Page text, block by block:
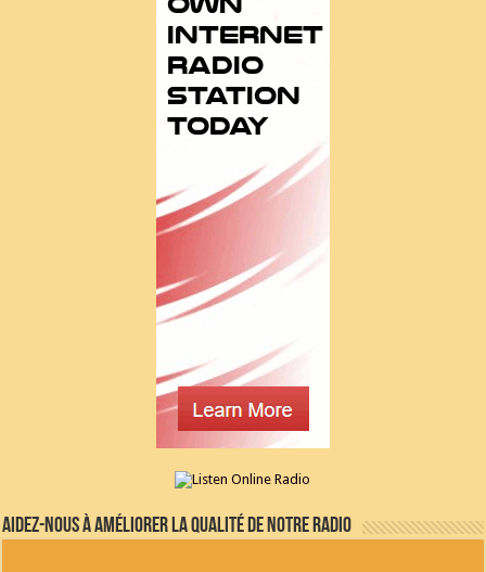
Aidez-nous à améliorer la qualité de notre radio